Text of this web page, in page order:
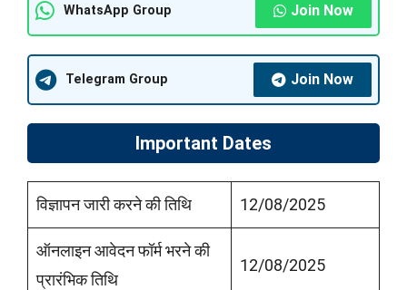
WhatsApp Group Join Now
Telegram Group Join Now
Important Dates
विज्ञापन जारी करने की तिथि 12/08/2025
ऑनलाइन आवेदन फॉर्म भरने की
प्रारंभिक तिथि
12/08/2025